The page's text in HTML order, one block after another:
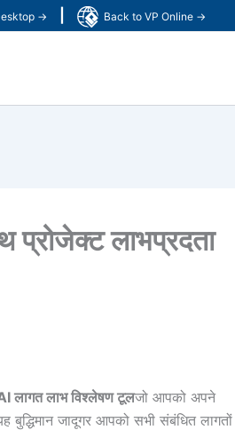
→ Back to VP Online →
प्रोजेक्ट लाभप्रदता
लागत लाभ विश्लेषण टूलजो आपको अपने
बुद्धिमान जादूगर आपको सभी संबंधित लागतों